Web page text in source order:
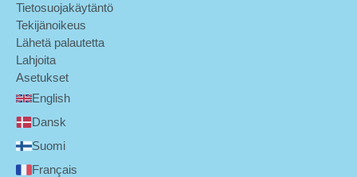
Tietosuojakäytäntö
Tekijänoikeus
Lähetä palautetta
Lahjoita
Asetukset
English
Dansk
Suomi
Français